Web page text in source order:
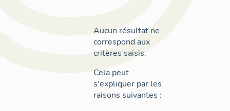
Aucun résultat ne
correspond aux
critères saisis.
Cela peut
s'expliquer par les
raisons suivantes :